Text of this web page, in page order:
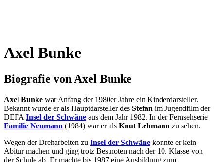
Axel Bunke
Biografie von Axel Bunke
Axel Bunke war Anfang der 1980er Jahre ein Kinderdarsteller.
Bekannt wurde er als Hauptdarsteller des Stefan im Jugendfilm der
DEFA Insel der Schwäne aus dem Jahr 1982. In der Fernsehserie
Familie Neumann (1984) war er als Knut Lehmann zu sehen.
Wegen der Dreharbeiten zu Insel der Schwäne konnte er kein
Abitur machen und ging trotz Bestnoten nach der 10. Klasse von
der Schule ab. Er machte bis 1987 eine Ausbildung zum